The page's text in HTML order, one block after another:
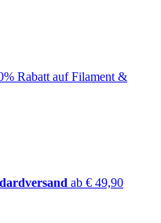
Rabatt auf Filament &
ab € 49,90